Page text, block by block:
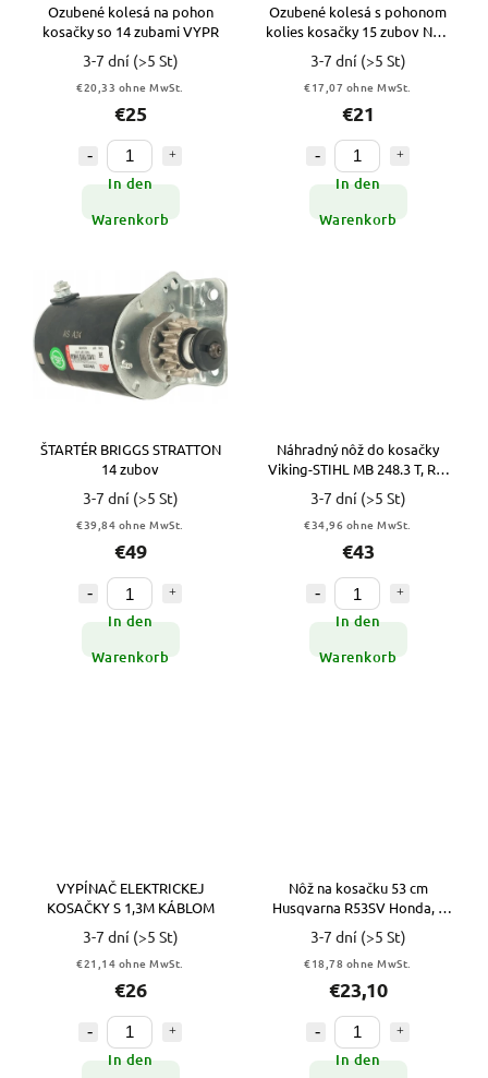
Ozubené kolesá na pohon
kosačky so 14 zubami VYPR
3-7 dní (>5 St)
€20,33 ohne MwSt.
€25
In den
Warenkorb
Ozubené kolesá s pohonom
kolies kosačky 15 zubov NAC
LS48 53 RIWALL VYPR
3-7 dní (>5 St)
€17,07 ohne MwSt.
€21
In den
Warenkorb
ŠTARTÉR BRIGGS STRATTON
14 zubov
3-7 dní (>5 St)
€39,84 ohne MwSt.
€49
In den
Warenkorb
Náhradný nôž do kosačky
Viking-STIHL MB 248.3 T, RM
248 T VYPR
3-7 dní (>5 St)
€34,96 ohne MwSt.
€43
In den
Warenkorb
VYPÍNAČ ELEKTRICKEJ
KOSAČKY S 1,3M KÁBLOM
3-7 dní (>5 St)
€21,14 ohne MwSt.
€26
In den
Nôž na kosačku 53 cm
Husqvarna R53SV Honda, s
BRIGGS STRATTON
3-7 dní (>5 St)
€18,78 ohne MwSt.
€23,10
In den